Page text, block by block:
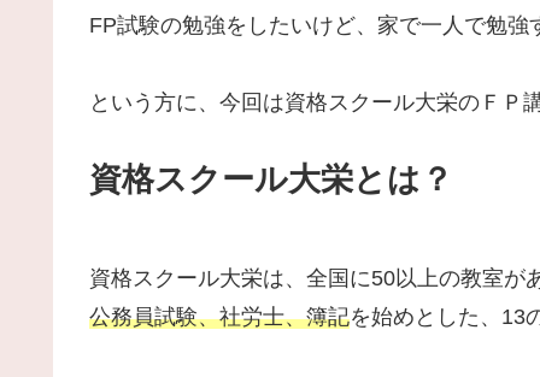
FP試験の勉強をしたいけど、家で一人で勉強
という方に、今回は資格スクール大栄のＦＰ
資格スクール大栄とは？
資格スクール大栄は、全国に50以上の教室が
公務員試験、社労士、簿記を始めとした、13